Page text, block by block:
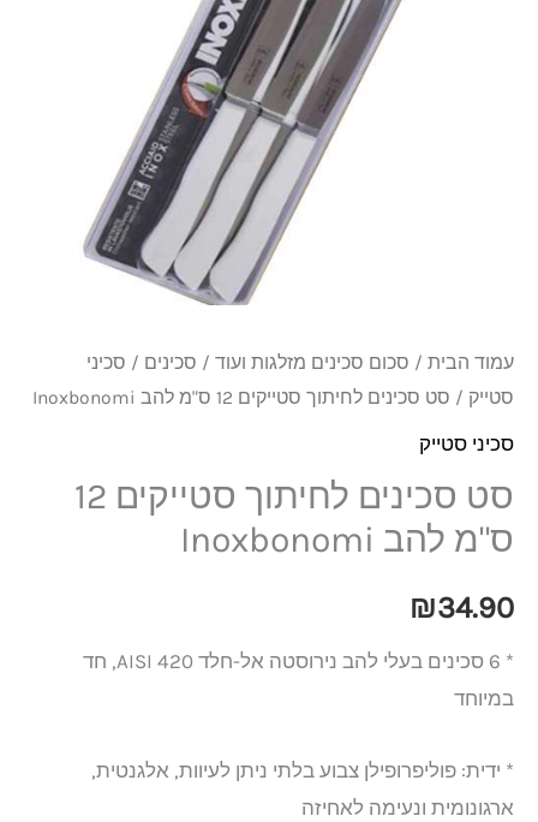
עמוד הבית / סכום סכינים מזלגות ועוד / סכינים / סכיני
סטייק / סט סכינים לחיתוך סטייקים 12 ס"מ להב Inoxbonomi
סכיני סטייק
סט סכינים לחיתוך סטייקים 12
ס"מ להב Inoxbonomi
₪34.90
* 6 סכינים בעלי להב נירוסטה אל-חלד AISI 420, חד
במיוחד
* ידית: פוליפרופילן צבוע בלתי ניתן לעיוות, אלגנטית,
ארגונומית ונעימה לאחיזה